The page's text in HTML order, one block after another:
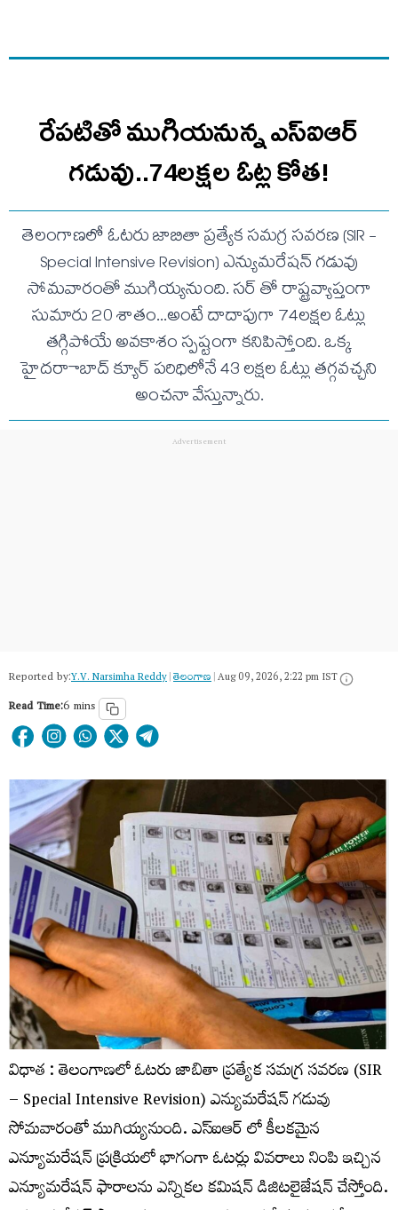
రేపటితో ముగియనున్న ఎస్‌ఐఆర్
గడువు..74లక్షల ఓట్ల కోత!
తెలంగాణలో ఓటరు జాబితా ప్రత్యేక సమగ్ర సవరణ (SIR -
Special Intensive Revision) ఎన్యుమరేషన్ గడువు
సోమవారంతో ముగియ్యనుంది. సర్ తో రాష్ట్రవ్యాప్తంగా
సుమారు 20 శాతం...అంటే దాదాపుగా 74లక్షల ఓట్లు
తగ్గిపోయే అవకాశం స్పష్టంగా కనిపిస్తోంది. ఒక్క
హైదరాాబాద్ క్యూర్ పరిధిలోనే 43 లక్షల ఓట్లు తగ్గవచ్చని
అంచనా వేస్తున్నారు.
Reported by:Y.V. Narsimha Reddy|తెలంగాణ‌|Aug 09, 2026, 2:22 pm IST
Read Time:6 mins
విధాత : తెలంగాణలో ఓటరు జాబితా ప్రత్యేక సమగ్ర సవరణ (SIR
– Special Intensive Revision) ఎన్యుమరేషన్ గడువు
సోమవారంతో ముగియ్యనుంది. ఎస్​ఐఆర్​ లో కీలకమైన
ఎన్యూమరేషన్ ప్రక్రియలో భాగంగా ఓటర్లు వివరాలు నింపి ఇచ్చిన
ఎన్యూమరేషన్ ఫారాలను ఎన్నికల కమిషన్ డిజిటలైజేషన్ చేస్తోంది.